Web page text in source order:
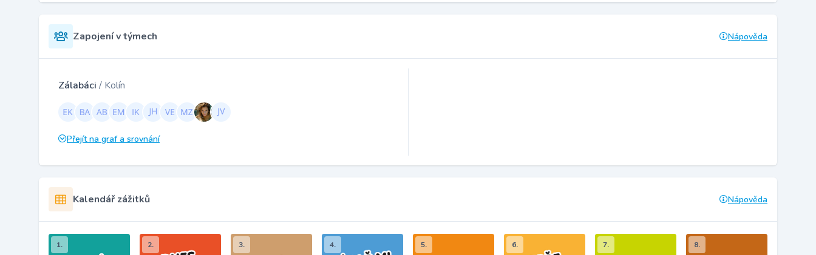
Zapojení v týmech Nápověda
Zálabáci / Kolín
Přejít na graf a srovnání
Kalendář zážitků Nápověda
1. 2. 3. 4. 5. 6. 7. 8.